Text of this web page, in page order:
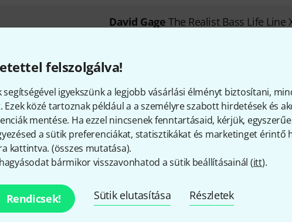
felszolgálva!
segítségével igyekszünk a legjobb vásárlási élményt biztosítani,
Ezek közé tartoznak például a a személyre szabott hirdetések és
mentése. Ha ezzel nincsenek fenntartásaid, kérjük,
a sütik preferenciákat, statisztikákat és marketinget érintő
kattintva. (összes mutatása).
bármikor visszavonhatod a sütik beállításainál (itt).
Rendicsek! Sütik elutasítása Részletek
David Gage The Realist Bass Life Line
magasságállító csavarhoz (például:
átmérővel
Közvetlenül a magasságállító
ragasztó vagy más rögzítőelemek
Azonnal szállítható
David GageThe Realist Viola QTR